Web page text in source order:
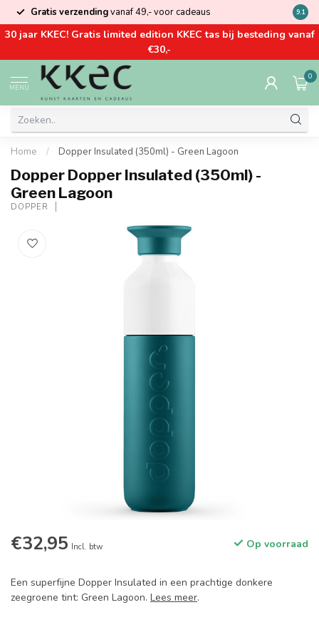
Gratis verzendingvanaf 49,- voor cadeaus Kom
9.1
30 jaar KKEC! Gratis limited edition KKEC tas bij besteding vanaf
€30,-
MENU
0
Home / Dopper Insulated (350ml) - Green Lagoon
Dopper Dopper Insulated (350ml) -
Green Lagoon
DOPPER
€32,95 Incl. btw Op voorraad
Een superfijne Dopper Insulated in een prachtige donkere
zeegroene tint: Green Lagoon. Lees meer.